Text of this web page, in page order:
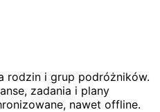
rodzin i grup podróżników.
zadania i plany
nawet offline.